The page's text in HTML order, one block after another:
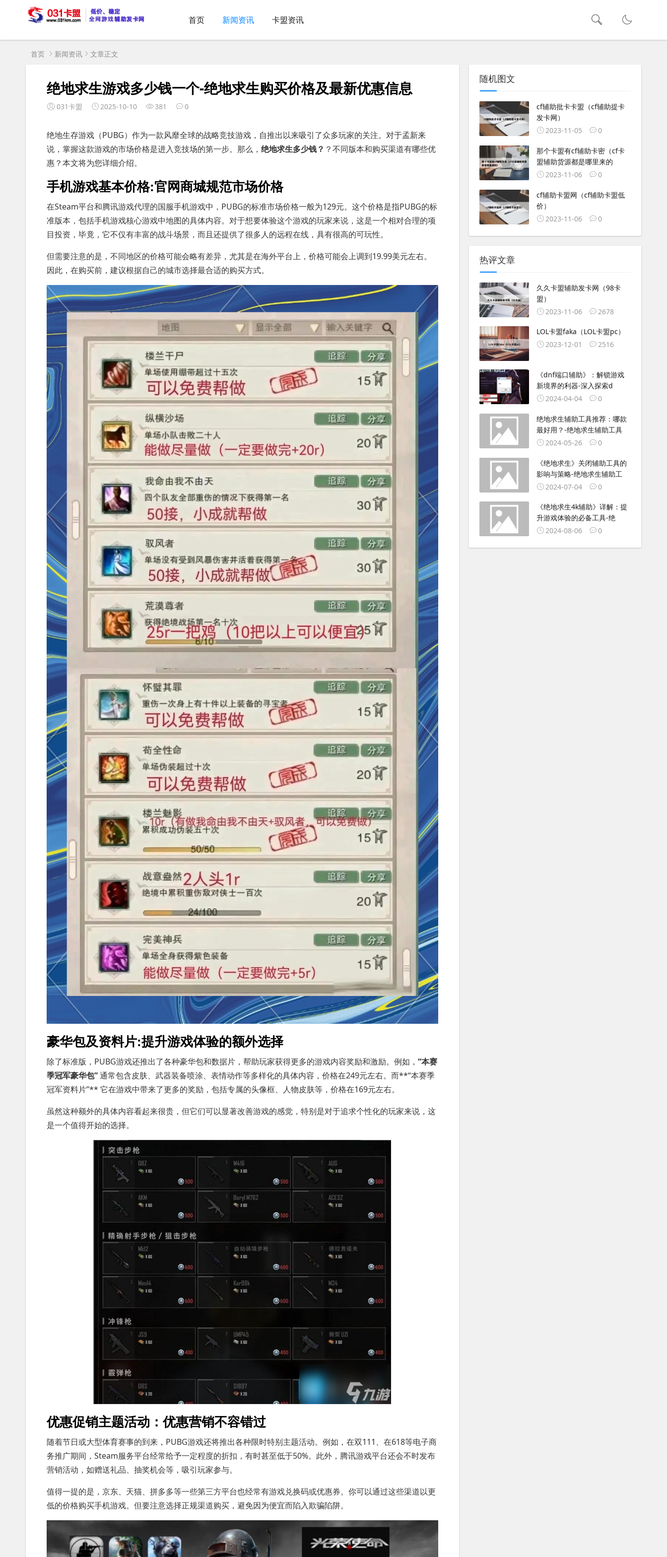
首页 新闻资讯 卡盟资讯
首页 新闻资讯 文章正文
绝地求生游戏多少钱一个-绝地求生购买价格及最新优惠信息
031卡盟 2025-10-10 381 0
绝地生存游戏（PUBG）作为一款风靡全球的战略竞技游戏，自推出以来吸引了众多玩家的关注。对于孟新来
说，掌握这款游戏的市场价格是进入竞技场的第一步。那么， 绝地求生多少钱？ ？不同版本和购买渠道有哪些优
惠？本文将为您详细介绍。
手机游戏基本价格:官网商城规范市场价格
在Steam平台和腾讯游戏代理的国服手机游戏中，PUBG的标准市场价格一般为129元。这个价格是指PUBG的标
准版本，包括手机游戏核心游戏中地图的具体内容。对于想要体验这个游戏的玩家来说，这是一个相对合理的项
目投资，毕竟，它不仅有丰富的战斗场景，而且还提供了很多人的远程在线，具有很高的可玩性。
但需要注意的是，不同地区的价格可能会略有差异，尤其是在海外平台上，价格可能会上调到19.99美元左右。
因此，在购买前，建议根据自己的城市选择最合适的购买方式。
豪华包及资料片:提升游戏体验的额外选择
除了标准版，PUBG游戏还推出了各种豪华包和数据片，帮助玩家获得更多的游戏内容奖励和激励。例如， “本赛
季冠军豪华包”通常包含皮肤、武器装备喷涂、表情动作等多样化的具体内容，价格在249元左右。而**“本赛季
冠军资料片”** 它在游戏中带来了更多的奖励，包括专属的头像框、人物皮肤等，价格在169元左右。
虽然这种额外的具体内容看起来很贵，但它们可以显著改善游戏的感觉，特别是对于追求个性化的玩家来说，这
是一个值得开始的选择。
优惠促销主题活动：优惠营销不容错过
随着节日或大型体育赛事的到来，PUBG游戏还将推出各种限时特别主题活动。例如，在双111、在618等电子商
务推广期间，Steam服务平台经常给予一定程度的折扣，有时甚至低于50%。此外，腾讯游戏平台还会不时发布
营销活动，如赠送礼品、抽奖机会等，吸引玩家参与。
值得一提的是，京东、天猫、拼多多等一些第三方平台也经常有游戏兑换码或优惠券。你可以通过这些渠道以更
低的价格购买手机游戏。但要注意选择正规渠道购买，避免因为便宜而陷入欺骗陷阱。
随机图文
cf辅助批卡卡盟（cf辅助提卡
发卡网）
2023-11-05
0
那个卡盟有cf辅助卡密（cf卡
盟辅助货源都是哪里来的
2023-11-06
0
cf辅助卡盟网（cf辅助卡盟低
价）
2023-11-06
0
热评文章
久久卡盟辅助发卡网（98卡
盟）
2023-11-06
2678
LOL卡盟faka（LOL卡盟pc）
2023-12-01
2516
《dnf端口辅助》：解锁游戏
新境界的利器-深入探索d
2024-04-04
0
绝地求生辅助工具推荐：哪款
最好用？-绝地求生辅助工具
2024-05-26
0
《绝地求生》关闭辅助工具的
影响与策略-绝地求生辅助工
2024-07-04
0
《绝地求生4k辅助》详解：提
升游戏体验的必备工具-绝
2024-08-06
0